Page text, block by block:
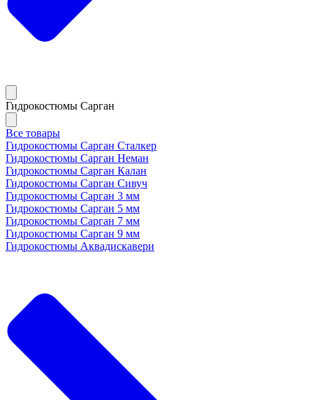
Гидрокостюмы Сарган
Все товары
Гидрокостюмы Сарган Сталкер
Гидрокостюмы Сарган Неман
Гидрокостюмы Сарган Калан
Гидрокостюмы Сарган Сивуч
Гидрокостюмы Сарган 3 мм
Гидрокостюмы Сарган 5 мм
Гидрокостюмы Сарган 7 мм
Гидрокостюмы Сарган 9 мм
Гидрокостюмы Аквадискавери